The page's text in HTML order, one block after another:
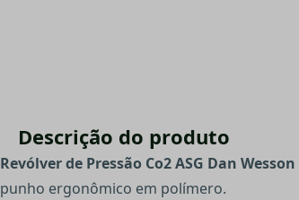
Descrição do produto
Revólver de Pressão Co2 ASG Dan Wesson
punho ergonômico em polímero.